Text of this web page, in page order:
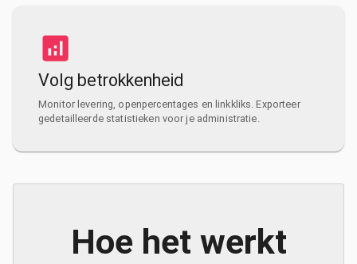
Volg betrokkenheid
Monitor levering, openpercentages en linkkliks. Exporteer
gedetailleerde statistieken voor je administratie.
Hoe het werkt